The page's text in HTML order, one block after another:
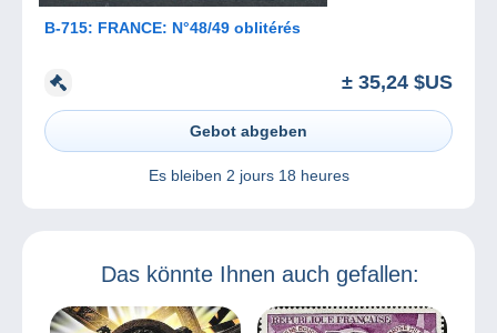
B-715: FRANCE: N°48/49 oblitérés
± 35,24 $US
Gebot abgeben
Es bleiben 2 jours 18 heures
Das könnte Ihnen auch gefallen: